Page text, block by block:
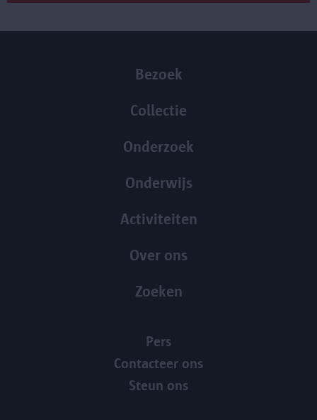
Bezoek
Collectie
Onderzoek
Onderwijs
Activiteiten
Over ons
Zoeken
Pers
Contacteer ons
Steun ons